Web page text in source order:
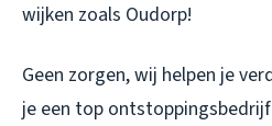
wijken zoals Oudorp!
Geen zorgen, wij helpen je
je een top